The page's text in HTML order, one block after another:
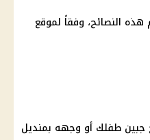
النصائح، وفقاً لموقع
طفلك أو وجهه بمنديل